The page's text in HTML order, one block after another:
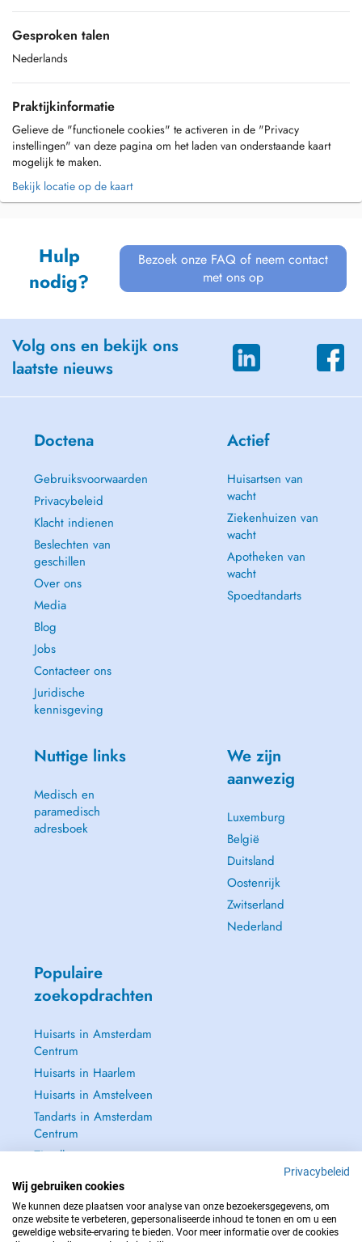
Gesproken talen
Nederlands
Praktijkinformatie
Gelieve de "functionele cookies" te activeren in de "Privacy
instellingen" van deze pagina om het laden van onderstaande kaart
mogelijk te maken.
Bekijk locatie op de kaart
Hulp
nodig?
Bezoek onze FAQ of neem contact
met ons op
Volg ons en bekijk ons
laatste nieuws
Doctena
Gebruiksvoorwaarden
Privacybeleid
Klacht indienen
Beslechten van
geschillen
Over ons
Media
Blog
Jobs
Contacteer ons
Juridische
kennisgeving
Actief
Huisartsen van
wacht
Ziekenhuizen van
wacht
Apotheken van
wacht
Spoedtandarts
Nuttige links
Medisch en
paramedisch
adresboek
We zijn
aanwezig
Luxemburg
België
Duitsland
Oostenrijk
Zwitserland
Nederland
Populaire
zoekopdrachten
Huisarts in Amsterdam
Centrum
Huisarts in Haarlem
Huisarts in Amstelveen
Tandarts in Amsterdam
Centrum
Zie alle →
Privacybeleid
Wij gebruiken cookies
We kunnen deze plaatsen voor analyse van onze bezoekersgegevens, om
onze website te verbeteren, gepersonaliseerde inhoud te tonen en om u een
geweldige website-ervaring te bieden. Voor meer informatie over de cookies